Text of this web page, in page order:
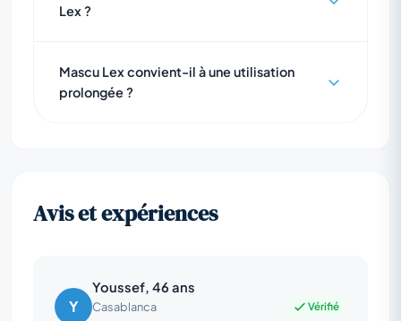
Lex ?
Mascu Lex convient-il à une utilisation
prolongée ?
Avis et expériences
Y
Youssef, 46 ans
Casablanca
Vérifié